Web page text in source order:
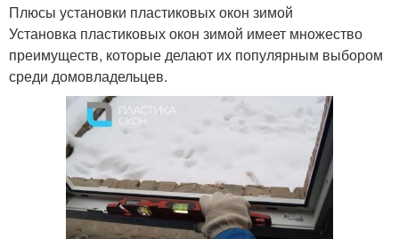
Плюсы установки пластиковых окон зимой
Установка пластиковых окон зимой имеет множество
преимуществ, которые делают их популярным выбором
среди домовладельцев.